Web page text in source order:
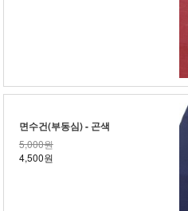
면수건(부동심) - 곤색
5,000원
4,500원